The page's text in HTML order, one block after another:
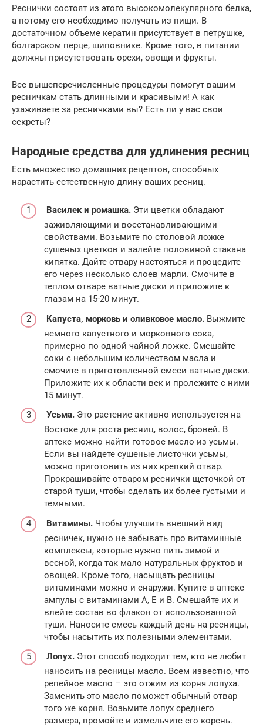
Реснички состоят из этого высокомолекулярного белка,
а потому его необходимо получать из пищи. В
достаточном объеме кератин присутствует в петрушке,
болгарском перце, шиповнике. Кроме того, в питании
должны присутствовать орехи, овощи и фрукты.
Все вышеперечисленные процедуры помогут вашим
ресничкам стать длинными и красивыми! А как
ухаживаете за ресничками вы? Есть ли у вас свои
секреты?
Народные средства для удлинения ресниц
Есть множество домашних рецептов, способных
нарастить естественную длину ваших ресниц.
Василек и ромашка. Эти цветки обладают
заживляющими и восстанавливающими
свойствами. Возьмите по столовой ложке
сушеных цветков и залейте половиной стакана
кипятка. Дайте отвару настояться и процедите
его через несколько слоев марли. Смочите в
теплом отваре ватные диски и приложите к
глазам на 15-20 минут.
Капуста, морковь и оливковое масло. Выжмите
немного капустного и морковного сока,
примерно по одной чайной ложке. Смешайте
соки с небольшим количеством масла и
смочите в приготовленной смеси ватные диски.
Приложите их к области век и пролежите с ними
15 минут.
Усьма. Это растение активно используется на
Востоке для роста ресниц, волос, бровей. В
аптеке можно найти готовое масло из усьмы.
Если вы найдете сушеные листочки усьмы,
можно приготовить из них крепкий отвар.
Прокрашивайте отваром реснички щеточкой от
старой туши, чтобы сделать их более густыми и
темными.
Витамины. Чтобы улучшить внешний вид
ресничек, нужно не забывать про витаминные
комплексы, которые нужно пить зимой и
весной, когда так мало натуральных фруктов и
овощей. Кроме того, насыщать ресницы
витаминами можно и снаружи. Купите в аптеке
ампулы с витаминами А, Е и В. Смешайте их и
влейте состав во флакон от использованной
туши. Наносите смесь каждый день на ресницы,
чтобы насытить их полезными элементами.
Лопух. Этот способ подходит тем, кто не любит
наносить на ресницы масло. Всем известно, что
репейное масло – это отжим из корня лопуха.
Заменить это масло поможет обычный отвар
того же корня. Возьмите лопух среднего
размера, промойте и измельчите его корень.